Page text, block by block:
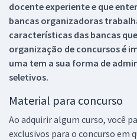
docente experiente e que
bancas organizadoras
características das bancas
organização de concursos é
uma tem a sua forma de
seletivos.
Material para concurso
Ao adquirir algum curso, você
exclusivos para o concurso em